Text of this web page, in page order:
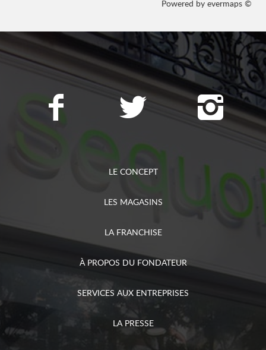
Powered by evermaps ©
LE CONCEPT
LES MAGASINS
LA FRANCHISE
À PROPOS DU FONDATEUR
SERVICES AUX ENTREPRISES
LA PRESSE